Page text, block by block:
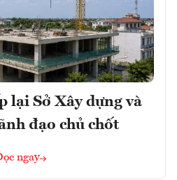
lại Sở Xây dựng và
đạo chủ chốt
ngay